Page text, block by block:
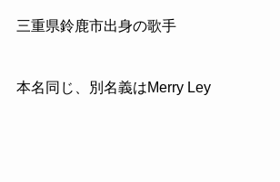
三重県鈴鹿市出身の歌手
本名同じ、別名義はMerry Ley